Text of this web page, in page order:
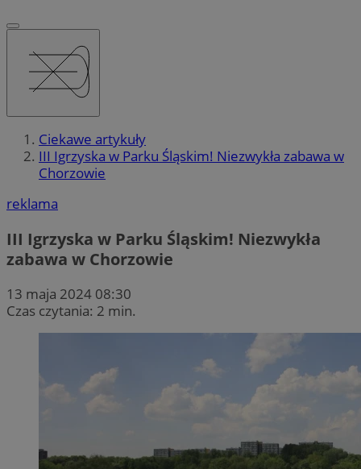
Ciekawe artykuły
III Igrzyska w Parku Śląskim! Niezwykła zabawa w
Chorzowie
reklama
III Igrzyska w Parku Śląskim! Niezwykła
zabawa w Chorzowie
13 maja 2024 08:30
Czas czytania: 2 min.